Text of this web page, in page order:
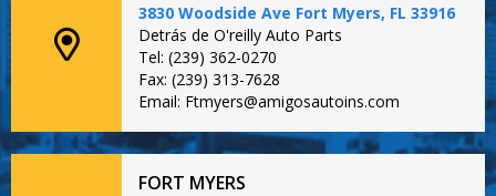
3830 Woodside Ave Fort Myers, FL 33916
Detrás de O'reilly Auto Parts
Tel: (239) 362-0270
Fax: (239) 313-7628
Email: Ftmyers@amigosautoins.com
FORT MYERS